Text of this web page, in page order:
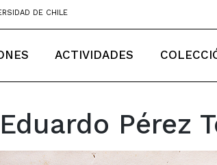
DE CHILE
ACTIVIDADES
Pérez